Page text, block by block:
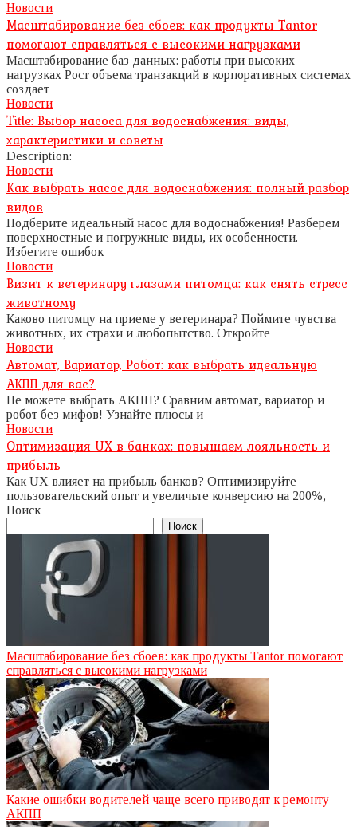
Новости
Масштабирование без сбоев: как продукты Tantor
помогают справляться с высокими нагрузками
Масштабирование баз данных: работы при высоких
нагрузках Рост объема транзакций в корпоративных системах
создает
Новости
Title: Выбор насоса для водоснабжения: виды,
характеристики и советы
Description:
Новости
Как выбрать насос для водоснабжения: полный разбор
видов
Подберите идеальный насос для водоснабжения! Разберем
поверхностные и погружные виды, их особенности.
Избегите ошибок
Новости
Визит к ветеринару глазами питомца: как снять стресс
животному
Каково питомцу на приеме у ветеринара? Поймите чувства
животных, их страхи и любопытство. Откройте
Новости
Автомат, Вариатор, Робот: как выбрать идеальную
АКПП для вас?
Не можете выбрать АКПП? Сравним автомат, вариатор и
робот без мифов! Узнайте плюсы и
Новости
Оптимизация UX в банках: повышаем лояльность и
прибыль
Как UX влияет на прибыль банков? Оптимизируйте
пользовательский опыт и увеличьте конверсию на 200%,
Поиск
Поиск
Масштабирование без сбоев: как продукты Tantor помогают
справляться с высокими нагрузками
Какие ошибки водителей чаще всего приводят к ремонту
АКПП